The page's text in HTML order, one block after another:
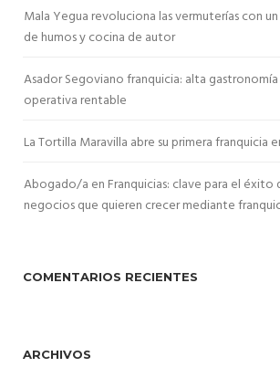
Mala Yegua revoluciona las vermuterías con
de humos y cocina de autor
Asador Segoviano franquicia: alta
operativa rentable
La Tortilla Maravilla abre su primera franquicia
Abogado/a en Franquicias: clave para el éxito
negocios que quieren crecer mediante
COMENTARIOS RECIENTES
ARCHIVOS